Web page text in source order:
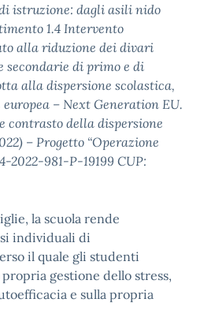
istruzione: dagli asili nido
1.4 Intervento
alla riduzione dei divari
di primo e di
alla dispersione scolastica,
– Next Generation EU.
contrasto della dispersione
– Progetto “Operazione
2022-981-P-19199 CUP:
la scuola rende
individuali di
il quale gli studenti
gestione dello stress,
e sulla propria